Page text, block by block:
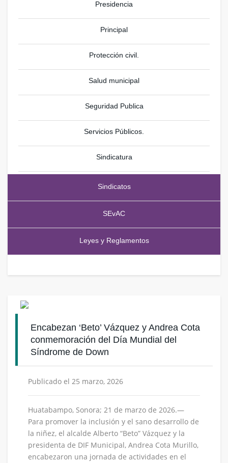
Presidencia
Principal
Protección civil.
Salud municipal
Seguridad Publica
Servicios Públicos.
Sindicatura
Sindicatos
SEvAC
Leyes y Reglamentos
Encabezan ‘Beto’ Vázquez y Andrea Cota
conmemoración del Día Mundial del
Síndrome de Down
Publicado el 25 marzo, 2026
Huatabampo, Sonora; 21 de marzo de 2026.—
Para promover la inclusión y el sano desarrollo de
la niñez, el alcalde Alberto “Beto” Vázquez y la
presidenta de DIF Municipal, Andrea Cota Murillo,
encabezaron una jornada de actividades en el